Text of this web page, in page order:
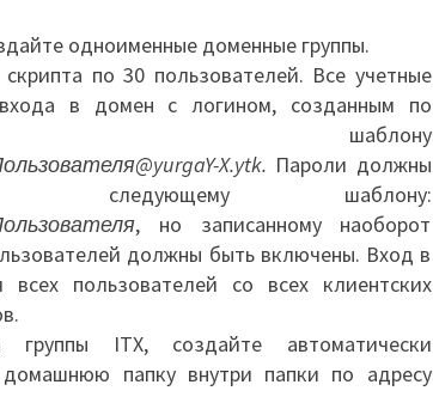
одноименные доменные группы.
по 30 пользователей. Все учетные
в домен с логином, созданным по
шаблону
X.ytk. Пароли должны
шаблону:
, но записанному наоборот
должны быть включены. Вход в
пользователей со всех клиентских
ITX, создайте автоматически
папку внутри папки по адресу